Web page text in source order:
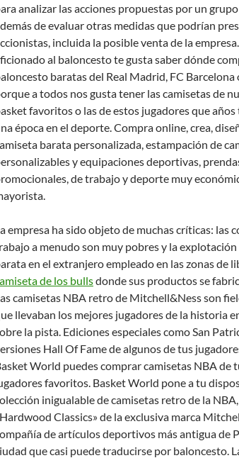
analizar las acciones propuestas por un
de evaluar otras medidas que podrían
incluida la posible venta de la
al baloncesto te gusta saber dónde
baratas del Real Madrid, FC Barcelona
a todos nos gusta tener las camisetas de
favoritos o las de estos jugadores que años
época en el deporte. Compra online, crea,
barata personalizada, estampación de
y equipaciones deportivas,
de trabajo y deporte muy
empresa ha sido objeto de muchas críticas: las
a menudo son muy pobres y la
en el extranjero empleado en las zonas de
de los bullsdonde sus productos se
camisetas NBA retro de Mitchell&Ness son
llevaban los mejores jugadores de la historia
la pista. Ediciones especiales como San
Hall Of Fame de algunos de tus
World puedes comprar camisetas NBA de
favoritos. Basket World pone a tu
inigualable de camisetas retro de la
Classics» de la exclusiva marca
de artículos deportivos más antigua de
que casi puede traducirse por baloncesto.